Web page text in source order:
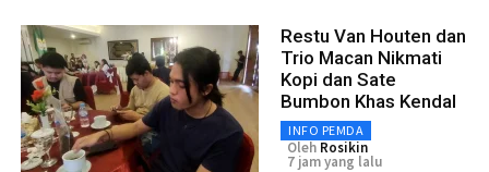
Restu Van Houten dan
Trio Macan Nikmati
Kopi dan Sate
Bumbon Khas Kendal
INFO PEMDA
Oleh Rosikin
7 jam yang lalu